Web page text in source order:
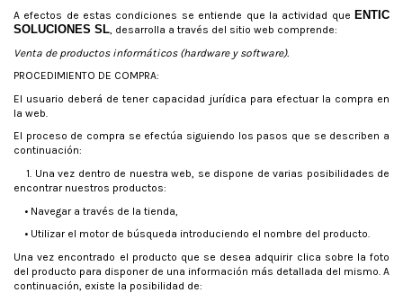
A efectos de estas condiciones se entiende que la actividad que ENTIC
SOLUCIONES SL, desarrolla a través del sitio web comprende:
Venta de productos informáticos (hardware y software).
PROCEDIMIENTO DE COMPRA:
El usuario deberá de tener capacidad jurídica para efectuar la compra en
la web.
El proceso de compra se efectúa siguiendo los pasos que se describen a
continuación:
1. Una vez dentro de nuestra web, se dispone de varias posibilidades de
encontrar nuestros productos:
• Navegar a través de la tienda,
• Utilizar el motor de búsqueda introduciendo el nombre del producto.
Una vez encontrado el producto que se desea adquirir clica sobre la foto
del producto para disponer de una información más detallada del mismo. A
continuación, existe la posibilidad de: